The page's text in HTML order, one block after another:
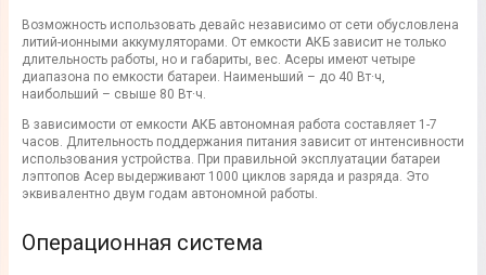
Возможность использовать девайс независимо от сети обусловлена
литий-ионными аккумуляторами. От емкости АКБ зависит не только
длительность работы, но и габариты, вес. Асеры имеют четыре
диапазона по емкости батареи. Наименьший – до 40 Вт·ч,
наибольший – свыше 80 Вт·ч.
В зависимости от емкости АКБ автономная работа составляет 1-7
часов. Длительность поддержания питания зависит от интенсивности
использования устройства. При правильной эксплуатации батареи
лэптопов Асер выдерживают 1000 циклов заряда и разряда. Это
эквивалентно двум годам автономной работы.
Операционная система